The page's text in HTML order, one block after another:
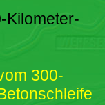
Kilometer-
300-